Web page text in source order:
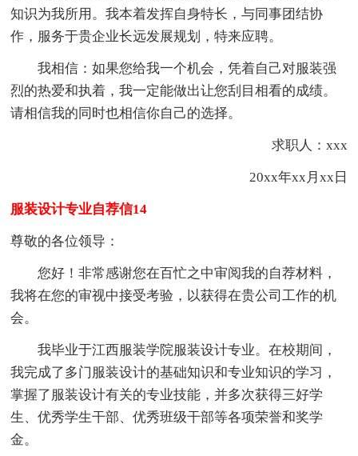
知识为我所用。我本着发挥自身特长，与同事团结协
作，服务于贵企业长远发展规划，特来应聘。
我相信：如果您给我一个机会，凭着自己对服装强
烈的热爱和执着，我一定能做出让您刮目相看的成绩。
请相信我的同时也相信你自己的选择。
求职人：xxx
20xx年xx月xx日
服装设计专业自荐信14
尊敬的各位领导：
您好！非常感谢您在百忙之中审阅我的自荐材料，
我将在您的审视中接受考验，以获得在贵公司工作的机
会。
我毕业于江西服装学院服装设计专业。在校期间，
我完成了多门服装设计的基础知识和专业知识的学习，
掌握了服装设计有关的专业技能，并多次获得三好学
生、优秀学生干部、优秀班级干部等各项荣誉和奖学
金。